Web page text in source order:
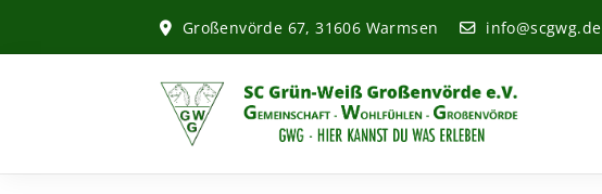
Großenvörde 67, 31606 Warmsen info@scgwg.de